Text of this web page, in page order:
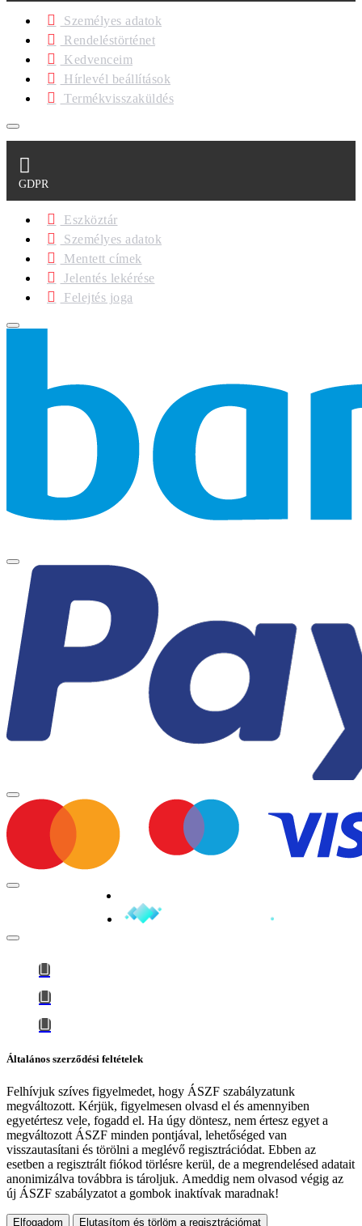
Személyes adatok
Rendeléstörténet
Kedvenceim
Hírlevél beállítások
Termékvisszaküldés
GDPR
Eszköztár
Személyes adatok
Mentett címek
Jelentés lekérése
Felejtés joga
Általános szerződési feltételek
Felhívjuk szíves figyelmedet, hogy ÁSZF szabályzatunk
megváltozott. Kérjük, figyelmesen olvasd el és amennyiben
egyetértesz vele, fogadd el. Ha úgy döntesz, nem értesz egyet a
megváltozott ÁSZF minden pontjával, lehetőséged van
visszautasítani és törölni a meglévő regisztrációdat. Ebben az
esetben a regisztrált fiókod törlésre kerül, de a megrendelésed adatait
anonimizálva továbbra is tároljuk. Ameddig nem olvasod végig az
új ÁSZF szabályzatot a gombok inaktívak maradnak!
Elfogadom Elutasítom és törlöm a regisztrációmat